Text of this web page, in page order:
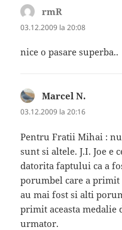
rmR
03.12.2009 la 20:08
nice o pasare superba..
Marcel N.
03.12.2009 la 20:16
Pentru Fratii Mihai :
sunt si altele. J.I. Joe e
datorita faptului ca a
porumbel care a primit
au mai fost si alti
primit aceasta medalie
urmator.